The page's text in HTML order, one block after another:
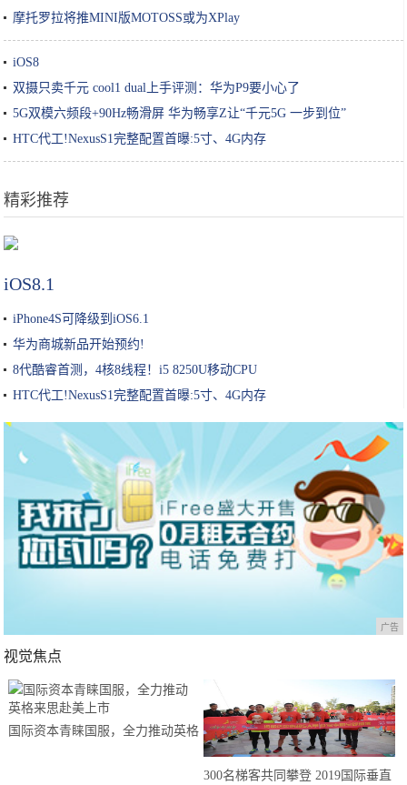
摩托罗拉将推MINI版MOTOSS或为XPlay
iOS8
双摄只卖千元 cool1 dual上手评测：华为P9要小心了
5G双模六频段+90Hz畅滑屏 华为畅享Z让“千元5G 一步到位”
HTC代工!NexusS1完整配置首曝:5寸、4G内存
精彩推荐
iOS8.1
iPhone4S可降级到iOS6.1
华为商城新品开始预约!
8代酷睿首测，4核8线程！i5 8250U移动CPU
HTC代工!NexusS1完整配置首曝:5寸、4G内存
广告
视觉焦点
国际资本青睐国服，全力推动英格
300名梯客共同攀登 2019国际垂直